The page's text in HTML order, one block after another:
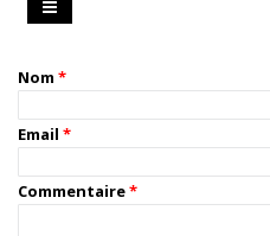
Nom
Email
Commentaire